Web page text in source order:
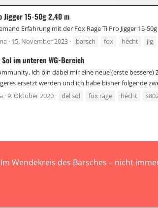
Jigger 15-50g 2,40 m
Erfahrung mit der Fox Rage Ti Pro Jigger 15-
15. November 2023 barsch fox hecht jig
Sol im unteren WG-Bereich
ich bin dabei mir eine neue (erste
ersetzt werden und ich habe bisher folgende
9. Oktober 2020 del sol fox rage hecht
Im Wendekreis des Barsches – nicht